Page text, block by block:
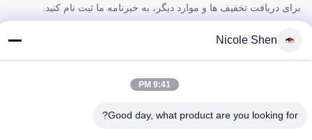
برای دریافت تخفیف ها و موارد دیگر، به خبرنامه ما ثبت نام کنید.
Nicole Shen
9:41 PM
Good day, what product are you looking for?